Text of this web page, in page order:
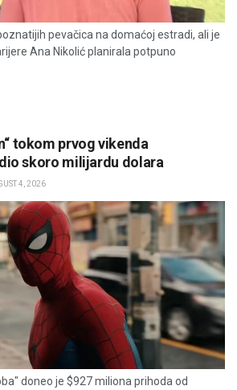
pevačica na domaćoj estradi, ali je
Ana Nikolić planirala potpuno
tokom prvog vikenda
skoro milijardu dolara
4, 2026
doneo je $927 miliona prihoda od